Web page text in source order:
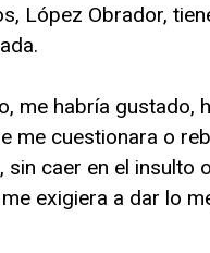
López Obrador,
me habría gustado,
me cuestionara o
caer en el insulto
exigiera a dar lo